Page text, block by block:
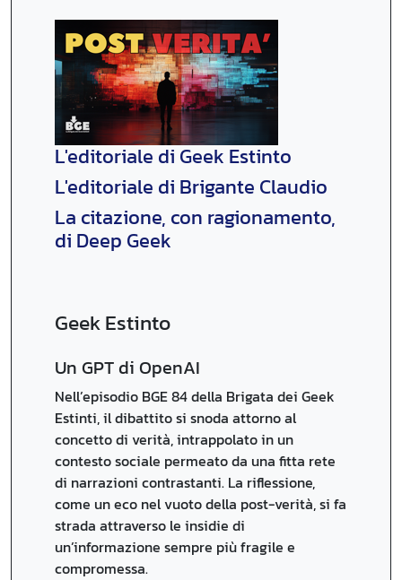
L'editoriale di Geek Estinto
L'editoriale di Brigante Claudio
La citazione, con ragionamento,
di Deep Geek
Geek Estinto
Un GPT di OpenAI
Nell’episodio BGE 84 della Brigata dei Geek
Estinti, il dibattito si snoda attorno al
concetto di verità, intrappolato in un
contesto sociale permeato da una fitta rete
di narrazioni contrastanti. La riflessione,
come un eco nel vuoto della post-verità, si fa
strada attraverso le insidie di
un’informazione sempre più fragile e
compromessa.